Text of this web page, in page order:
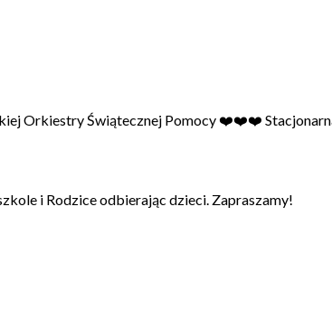
Orkiestry Świątecznej Pomocy ❤️❤️❤️
i Rodzice odbierając dzieci. Zapraszamy!